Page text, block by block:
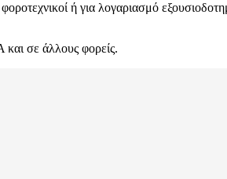
φοροτεχνικοί ή για λογαριασμό
και σε άλλους φορείς.